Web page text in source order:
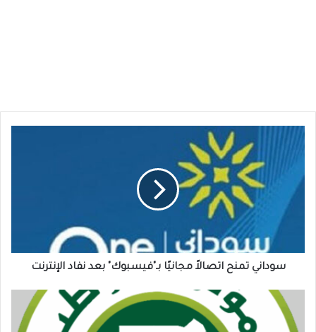
سوداني
مجانيًا
بـ"فيسبوك"
سوداني تمنح اتصالاً مجانيًا بـ"فيسبوك" بعد نفاد الإنترنت
قيادي